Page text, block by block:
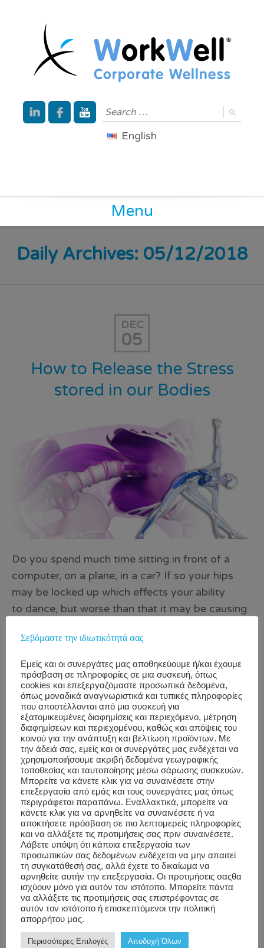
English
Menu
Daily Archives: 05/12/2018
DEC
05
How to Release the Stress
stored in our Bodies
Do you spend much time sitting in front of a
computer, on a plane, in a car? If so your hips
may be locked up which effects your ability
to dance, but worse than that it may be causing
to Unlock the ‘Muscle of the Soul’ The Psoas
Muscle, is a long muscle located on the side of
the lumbar region of the vertebral column and
brim of the pelvis, that is also known as the
“muscle of the soul”. It is one of the largest
muscles in the body and it is a place where we
often store stress or trauma that can literally
influence our […]
YIANNIS
KAPAIOS
Employee
Wellbeing,
Occupational
Stress
back pain,
Company Culture
corporate
wellness
employee
wellbeing,Office
Streching,Office
Yoga,WorkWell
Corporate
Σεβόμαστε την ιδιωτικότητά σας
Εμείς και οι συνεργάτες μας αποθηκεύουμε ή/και έχουμε
πρόσβαση σε πληροφορίες σε μια συσκευή, όπως
cookies και επεξεργαζόμαστε προσωπικά δεδομένα,
όπως μοναδικά αναγνωριστικά και τυπικές πληροφορίες
που αποστέλλονται από μια συσκευή για
εξατομικευμένες διαφημίσεις και περιεχόμενο, μέτρηση
διαφημίσεων και περιεχομένου, καθώς και απόψεις του
κοινού για την ανάπτυξη και βελτίωση προϊόντων. Με
την άδειά σας, εμείς και οι συνεργάτες μας ενδέχεται να
χρησιμοποιήσουμε ακριβή δεδομένα γεωγραφικής
τοποθεσίας και ταυτοποίησης μέσω σάρωσης συσκευών.
Μπορείτε να κάνετε κλικ για να συναινέσετε στην
επεξεργασία από εμάς και τους συνεργάτες μας όπως
περιγράφεται παραπάνω. Εναλλακτικά, μπορείτε να
κάνετε κλικ για να αρνηθείτε να συναινέσετε ή να
αποκτήσετε πρόσβαση σε πιο λεπτομερείς πληροφορίες
και να αλλάξετε τις προτιμήσεις σας πριν συναινέσετε.
Λάβετε υπόψη ότι κάποια επεξεργασία των
προσωπικών σας δεδομένων ενδέχεται να μην απαιτεί
τη συγκατάθεσή σας, αλλά έχετε το δικαίωμα να
αρνηθείτε αυτήν την επεξεργασία. Οι προτιμήσεις σαςθα
ισχύουν μόνο για αυτόν τον ιστότοπο. Μπορείτε πάντα
να αλλάξετε τις προτιμήσεις σας επιστρέφοντας σε
αυτόν τον ιστότοπο ή επισκεπτόμενοι την πολιτική
απορρήτου μας.
Περισσότερες Επιλογές Αποδοχή Όλων